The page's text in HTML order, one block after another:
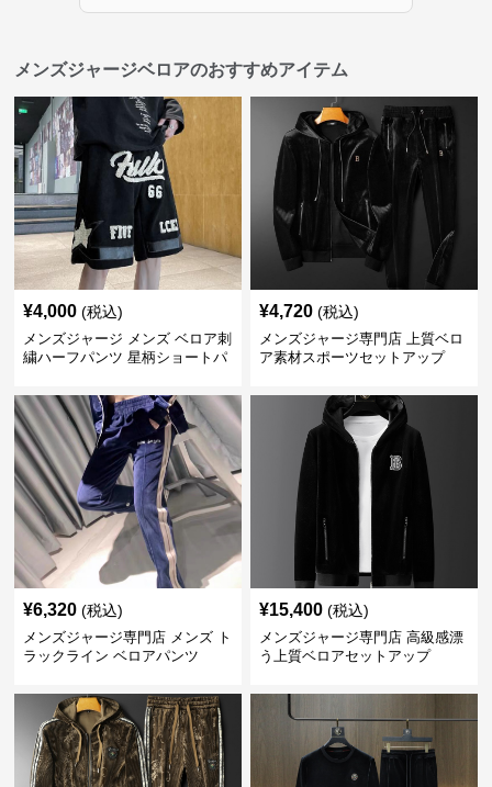
メンズジャージベロアのおすすめアイテム
¥4,000 (税込)
メンズジャージ メンズ ベロア刺
繍ハーフパンツ 星柄ショートパ
¥4,720 (税込)
メンズジャージ専門店 上質ベロ
ア素材スポーツセットアップ
¥6,320 (税込)
メンズジャージ専門店 メンズ ト
ラックライン ベロアパンツ
¥15,400 (税込)
メンズジャージ専門店 高級感漂
う上質ベロアセットアップ